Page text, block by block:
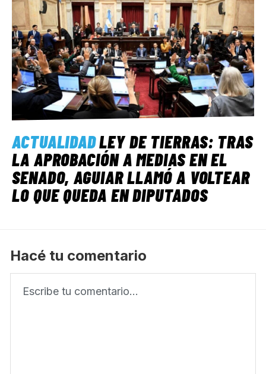
ACTUALIDADLEY DE TIERRAS: TRAS
LA APROBACIÓN A MEDIAS EN EL
SENADO, AGUIAR LLAMÓ A VOLTEAR
LO QUE QUEDA EN DIPUTADOS
Hacé tu comentario